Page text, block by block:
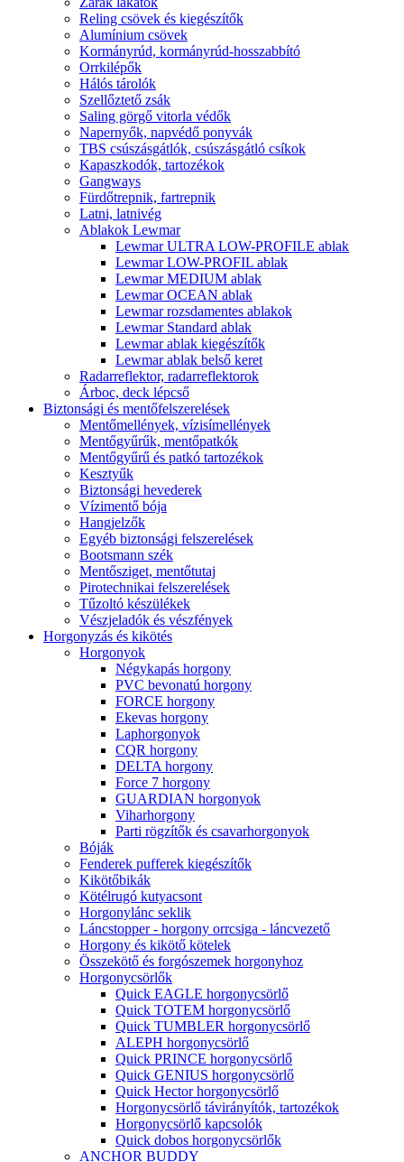
Reling csövek és kiegészítők
Alumínium csövek
Kormányrúd, kormányrúd-hosszabbító
Orrkilépők
Hálós tárolók
Szellőztető zsák
Saling görgő vitorla védők
Napernyők, napvédő ponyvák
TBS csúszásgátlók, csúszásgátló csíkok
Kapaszkodók, tartozékok
Gangways
Fürdőtrepnik, fartrepnik
Latni, latnivég
Ablakok Lewmar
Lewmar ULTRA LOW-PROFILE ablak
Lewmar LOW-PROFIL ablak
Lewmar MEDIUM ablak
Lewmar OCEAN ablak
Lewmar rozsdamentes ablakok
Lewmar Standard ablak
Lewmar ablak kiegészítők
Lewmar ablak belső keret
Radarreflektor, radarreflektorok
Árboc, deck lépcső
Biztonsági és mentőfelszerelések
Mentőmellények, vízisímellények
Mentőgyűrűk, mentőpatkók
Mentőgyűrű és patkó tartozékok
Kesztyűk
Biztonsági hevederek
Vízimentő bója
Hangjelzők
Egyéb biztonsági felszerelések
Bootsmann szék
Mentősziget, mentőtutaj
Pirotechnikai felszerelések
Tűzoltó készülékek
Vészjeladók és vészfények
Horgonyzás és kikötés
Horgonyok
Négykapás horgony
PVC bevonatú horgony
FORCE horgony
Ekevas horgony
Laphorgonyok
CQR horgony
DELTA horgony
Force 7 horgony
GUARDIAN horgonyok
Viharhorgony
Parti rögzítők és csavarhorgonyok
Bóják
Fenderek pufferek kiegészítők
Kikötőbikák
Kötélrugó kutyacsont
Horgonylánc seklik
Láncstopper - horgony orrcsiga - láncvezető
Horgony és kikötő kötelek
Összekötő és forgószemek horgonyhoz
Horgonycsörlők
Quick EAGLE horgonycsörlő
Quick TOTEM horgonycsörlő
Quick TUMBLER horgonycsörlő
ALEPH horgonycsörlő
Quick PRINCE horgonycsörlő
Quick GENIUS horgonycsörlő
Quick Hector horgonycsörlő
Horgonycsörlő távirányítók, tartozékok
Horgonycsörlő kapcsolók
Quick dobos horgonycsörlők
ANCHOR BUDDY